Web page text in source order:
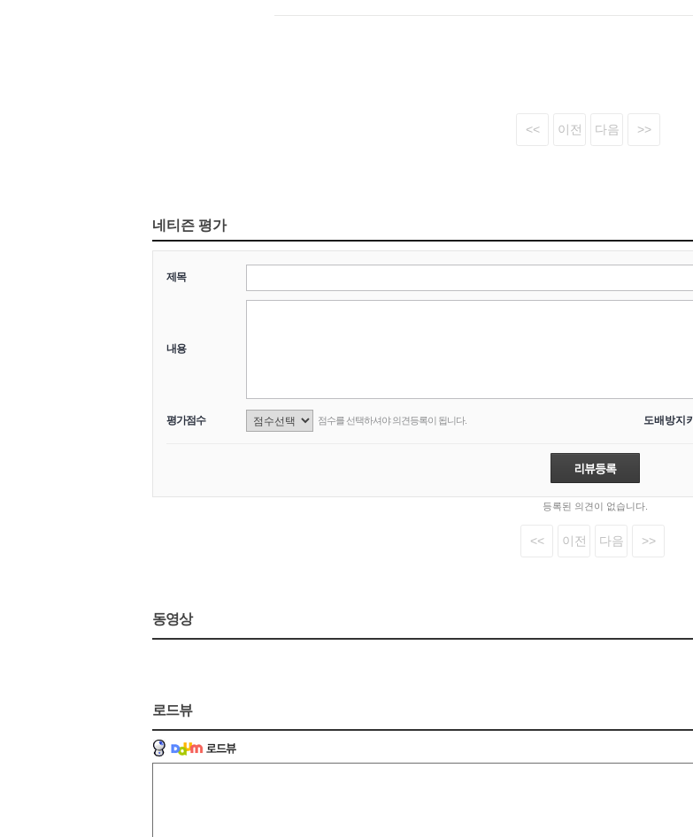
네티즌 평가
제목
내용
평가점수 점수를 선택하셔야 의견등록이 됩니다. 도배방지키
등록된 의견이 없습니다.
<< 이전 다음 >>
동영상
로드뷰